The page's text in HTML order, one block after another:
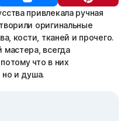
привлекала ручная
оригинальные
кости, тканей и прочего.
мастера, всегда
что в них
но и душа.